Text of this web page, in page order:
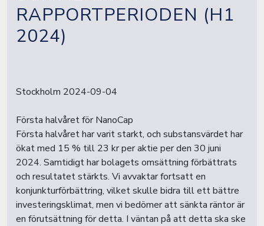
RAPPORTPERIODEN (H1
2024)
Stockholm 2024-09-04
Första halvåret för NanoCap
Första halvåret har varit starkt, och substansvärdet har
ökat med 15 % till 23 kr per aktie per den 30 juni
2024. Samtidigt har bolagets omsättning förbättrats
och resultatet stärkts. Vi avvaktar fortsatt en
konjunkturförbättring, vilket skulle bidra till ett bättre
investeringsklimat, men vi bedömer att sänkta räntor är
en förutsättning för detta. I väntan på att detta ska ske